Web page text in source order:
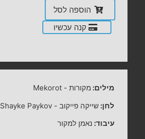
הוספה לסל
קנה עכשיו
מילים: מקורות -
Mekorot
לחן:שייקה פייקוב -
Shayke Paykov
עיבוד: נאמן למקור